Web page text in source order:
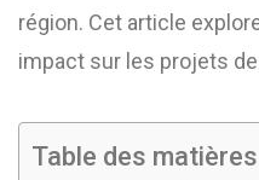
région. Cet article
impact sur les projets
Table des matières